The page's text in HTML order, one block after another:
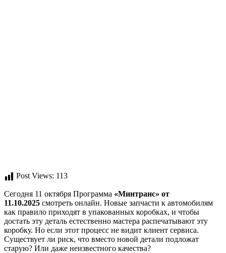
Post Views: 113
Сегодня 11 октября Программа «Минтранс» от
11.10.2025 смотреть онлайн. Новые запчасти к автомобилям
как правило приходят в упакованных коробках, и чтобы
достать эту деталь естественно мастера распечатывают эту
коробку. Но если этот процесс не видит клиент сервиса.
Существует ли риск, что вместо новой детали подложат
старую? Или даже неизвестного качества?